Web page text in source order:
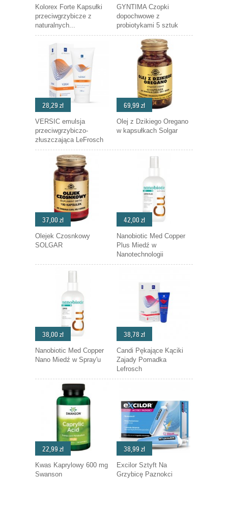
Kolorex Forte Kapsułki
przeciwgrzybicze z
naturalnych...
GYNTIMA Czopki
dopochwowe z
probiotykami 5 sztuk
28,29 zł
VERSIC emulsja
przeciwgrzybiczo-
złuszczająca LeFrosch
69,99 zł
Olej z Dzikiego Oregano
w kapsułkach Solgar
37,00 zł
Olejek Czosnkowy
SOLGAR
42,00 zł
Nanobiotic Med Copper
Plus Miedź w
Nanotechnologii
38,00 zł
Nanobiotic Med Copper
Nano Miedź w Spray'u
38,78 zł
Candi Pękające Kąciki
Zajady Pomadka
Lefrosch
22,99 zł
Kwas Kaprylowy 600 mg
Swanson
38,99 zł
Excilor Sztyft Na
Grzybicę Paznokci